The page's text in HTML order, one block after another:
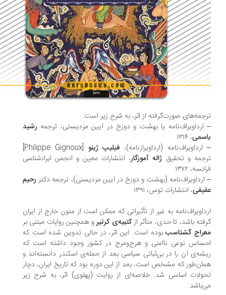
صورت‌گرفته از اثر، به شرح زیر است:
یا بهشت و دوزخ در آیین مزدیستی، ترجمه رشید
، ۱۳۱۴
(ارداوی‍رازن‍ام‍ه)،فیلیپ ژینو
[Philippe Gignoux]
و تحقیق ژاله آموزگار ، انتشارات م‍ع‍ی‍ن و ان‍ج‍م‍ن ای‍ران‍‌ش‍ن‍اس‍ی
۱۳۷۲
(بهشت و دوزخ در آیین مزدیسنی)، ترجمه دکتررحیم
، انتشارات توس، ۱۳۹۱
به غیر از تأثیراتی که ممکن است از متون خارج از ایران
باشد، تا حدی، متأثر ازکتبیه‌ی کرتیرو همچنین روایات مبتنی بر
گشتاسببوده است. این اثر، در حالی تدوین شده است که
نوعی ناامنی و هرج‌ومرج در کشور وجود داشته است که
آن را در بی‌ثباتی سیاسی بعد از حمله‌ی اسکندر دانسته‌اند و
که مشخص است، بعد از این دوره بود که تاریخ ایران، دچار
اساسی شد. خلاصه‌ای از روایت (پهلوی) اثر، به شرح زیر